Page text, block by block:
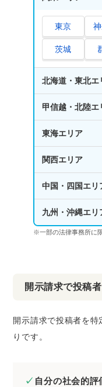
東京 神
茨城
北海道・東北エ
甲信越・北陸エ
東海エリア
関西エリア
中国・四国エリ
九州・沖縄エリ
※一部の法律事務所に
開示請求で投稿
開示請求で投稿者を
りです。
自分の社会的